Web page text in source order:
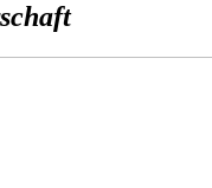
schaft